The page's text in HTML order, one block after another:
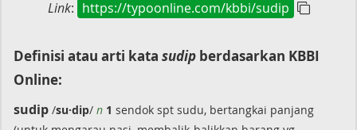
Link: https://typoonline.com/kbbi/sudip
Definisi atau arti kata sudip berdasarkan KBBI
Online:
sudip /su·dip/ n 1 sendok spt sudu, bertangkai panjang